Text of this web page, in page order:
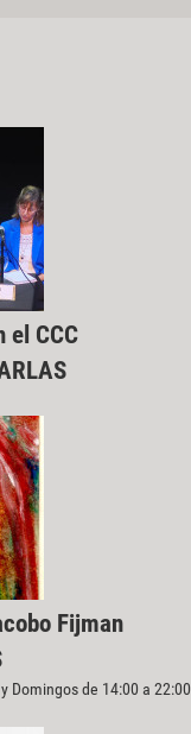
el CCC
Fijman
Domingos de 14:00 a 22:00